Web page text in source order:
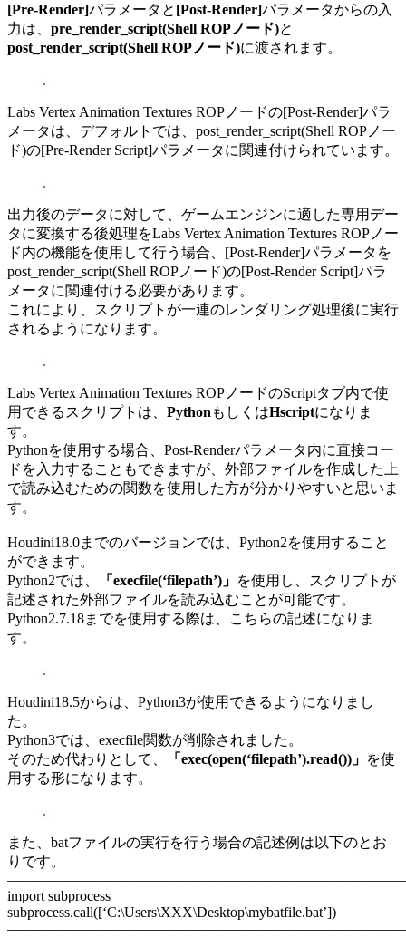
[Pre-Render]パラメータと [Post-Render]パラメータからの入
力は、 pre_render_script(Shell ROPノード)と
post_render_script(Shell ROPノード)に渡されます。
Labs Vertex Animation Textures ROPノードの[Post-Render]パラ
メータは、デフォルトでは、post_render_script(Shell ROPノー
ド)の[Pre-Render Script]パラメータに関連付けられています。
出力後のデータに対して、ゲームエンジンに適した専用デー
タに変換する後処理をLabs Vertex Animation Textures ROPノー
ド内の機能を使用して行う場合、[Post-Render]パラメータを
post_render_script(Shell ROPノード)の[Post-Render Script]パラ
メータに関連付ける必要があります。
これにより、スクリプトが一連のレンダリング処理後に実行
されるようになります。
Labs Vertex Animation Textures ROPノードのScriptタブ内で使
用できるスクリプトは、 Python もしくはHscriptになりま
す。
Pythonを使用する場合、Post-Renderパラメータ内に直接コー
ドを入力することもできますが、外部ファイルを作成した上
で読み込むための関数を使用した方が分かりやすいと思いま
す。
Houdini18.0までのバージョンでは、Python2を使用すること
ができます。
Python2では、
「execfile(‘filepath’)」 を使用し、スクリプトが
記述された外部ファイルを読み込むことが可能です。
Python2.7.18までを使用する際は、こちらの記述になりま
す。
Houdini18.5からは、Python3が使用できるようになりまし
た。
Python3では、execfile関数が削除されました。
そのため代わりとして、
「exec(open(‘filepath’).read())」 を使
用する形になります。
また、batファイルの実行を行う場合の記述例は以下のとお
りです。
import subprocess
subprocess.call([‘C:\Users\XXX\Desktop\mybatfile.bat’])